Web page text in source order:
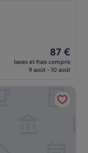
Le
nouveau
prix
de
87 €
87 €
taxes et frais compris
9 août - 10 août